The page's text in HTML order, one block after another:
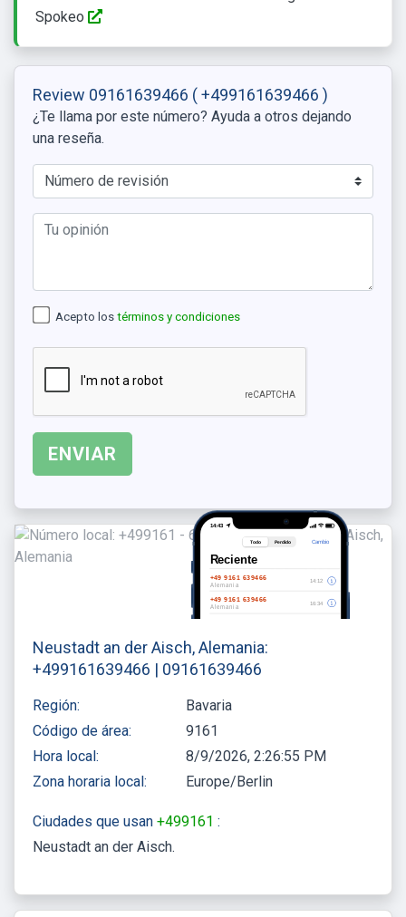
Spokeo
Review 09161639466 ( +499161639466 )
¿Te llama por este número? Ayuda a otros dejando
una reseña.
Acepto los términos y condiciones
Neustadt an der Aisch, Alemania:
+499161639466 | 09161639466
Región:
Bavaria
Código de área:
9161
Hora local:
8/9/2026, 2:26:55 PM
Zona horaria local:
Europe/Berlin
Ciudades que usan +499161 :
Neustadt an der Aisch